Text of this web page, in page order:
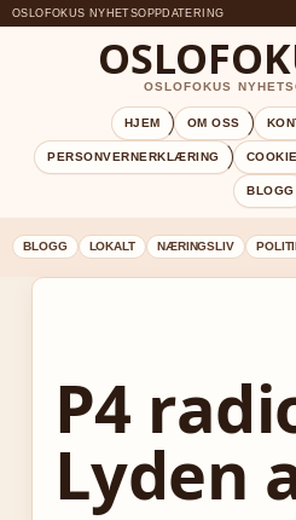
OSLOFOKUS NYHETSOPPDATERING
OSLOFOKUS
HJEM OM OSS
PERSONVERNERKLÆRING
BLOGG
BLOGG LOKALT NÆRINGSLIV
P4
Lyden